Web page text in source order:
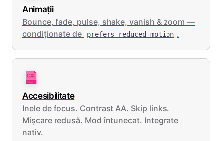
Animații
Bounce, fade, pulse, shake, vanish & zoom —
condiționate de
prefers-reduced-motion .
Accesibilitate
Inele de focus. Contrast AA. Skip links.
Mișcare redusă. Mod întunecat. Integrate
nativ.